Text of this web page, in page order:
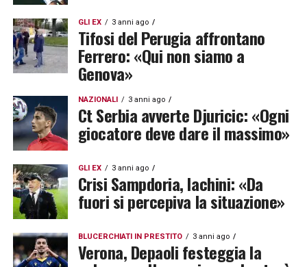
GLI EX 3 anni ago
Tifosi del Perugia affrontano
Ferrero: «Qui non siamo a
Genova»
NAZIONALI 3 anni ago
Ct Serbia avverte Djuricic: «Ogni
giocatore deve dare il massimo»
GLI EX 3 anni ago
Crisi Sampdoria, Iachini: «Da
fuori si percepiva la situazione»
BLUCERCHIATI IN PRESTITO 3 anni ago
Verona, Depaoli festeggia la